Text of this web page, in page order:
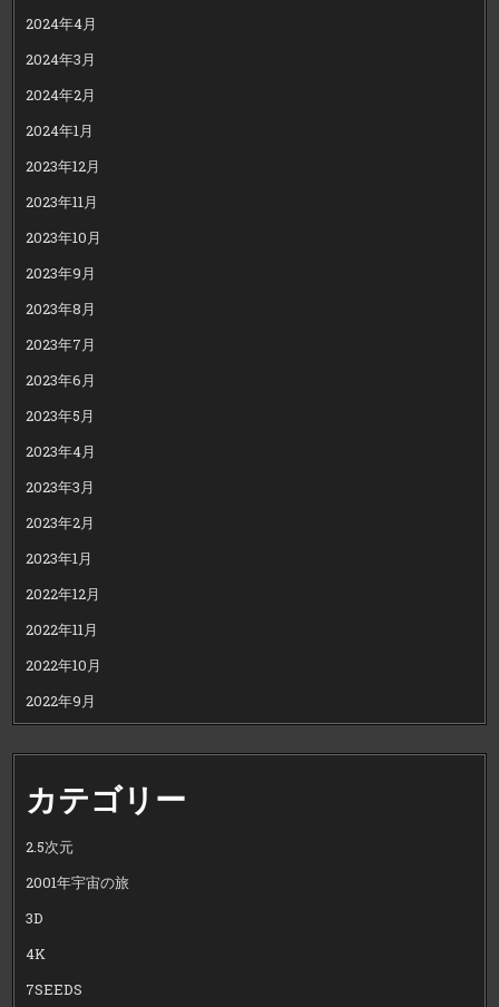
2024年4月
2024年3月
2024年2月
2024年1月
2023年12月
2023年11月
2023年10月
2023年9月
2023年8月
2023年7月
2023年6月
2023年5月
2023年4月
2023年3月
2023年2月
2023年1月
2022年12月
2022年11月
2022年10月
2022年9月
カテゴリー
2.5次元
2001年宇宙の旅
3D
4K
7SEEDS